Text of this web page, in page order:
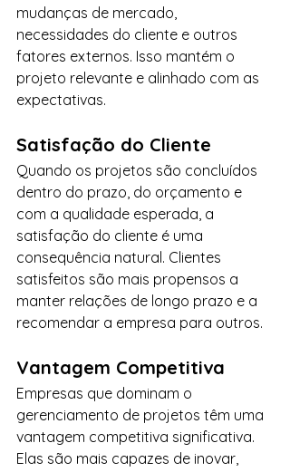
mudanças de mercado,
necessidades do cliente e outros
fatores externos. Isso mantém o
projeto relevante e alinhado com as
expectativas.
Satisfação do Cliente
Quando os projetos são concluídos
dentro do prazo, do orçamento e
com a qualidade esperada, a
satisfação do cliente é uma
consequência natural. Clientes
satisfeitos são mais propensos a
manter relações de longo prazo e a
recomendar a empresa para outros.
Vantagem Competitiva
Empresas que dominam o
gerenciamento de projetos têm uma
vantagem competitiva significativa.
Elas são mais capazes de inovar,